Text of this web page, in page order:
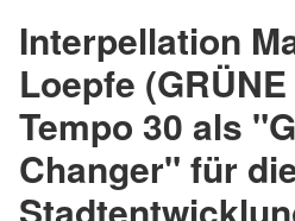
Interpellation
Loepfe
Tempo 30 als
Changer" für